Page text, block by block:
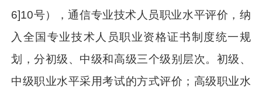
6]10号），通信专业技术人员职业水平评价，纳
入全国专业技术人员职业资格证书制度统一规
划，分初级、中级和高级三个级别层次。初级、
中级职业水平采用考试的方式评价；高级职业水